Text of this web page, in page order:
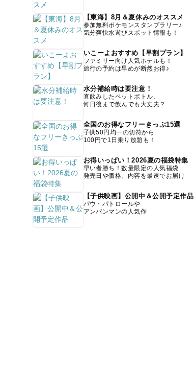
【東海】8月＆夏休みのオススメ
参加無料ポケモンスタンプラリー♪
気分爽快水遊びスポット情報も！
いこーよおすすめ【早割プラン】
ファミリー向け人気ホテルも！
旅行の予約は早めが断然お得♪
水分補給時は要注意！
直飲みしたペットボトル、
何日後まで飲んでも大丈夫？
全国のお得なフリーきっぷ15選
子供50円均一の切符から
100円で1日乗り放題も！
お得いっぱい！2026夏の福袋特集
早い者勝ち！数量限定の人気福袋
発売日や価格、内容を最速でお届け
【子供映画】公開中＆公開予定作品
パウ・パトロールや
アンパンマンの人気作